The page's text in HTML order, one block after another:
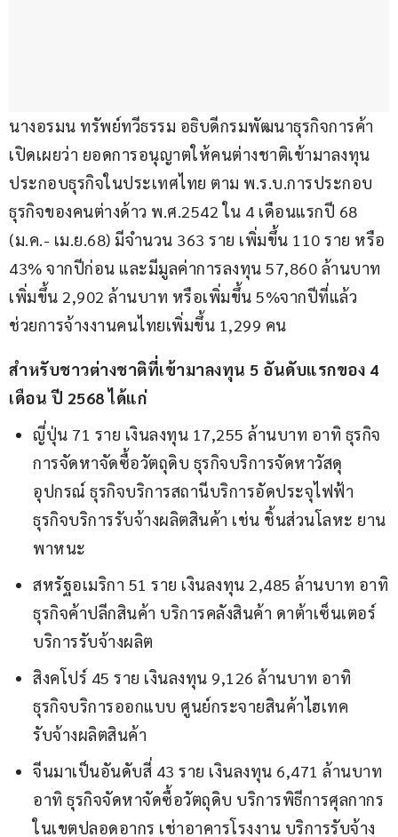
นางอรมน ทรัพย์ทวีธรรม อธิบดีกรมพัฒนาธุรกิจการค้า
เปิดเผยว่า ยอดการอนุญาตให้คนต่างชาติเข้ามาลงทุน
ประกอบธุรกิจในประเทศไทย ตาม พ.ร.บ.การประกอบ
ธุรกิจของคนต่างด้าว พ.ศ.2542 ใน 4 เดือนแรกปี 68
(ม.ค.- เม.ย.68) มีจำนวน 363 ราย เพิ่มขึ้น 110 ราย หรือ
43% จากปีก่อน และมีมูลค่าการลงทุน 57,860 ล้านบาท
เพิ่มขึ้น 2,902 ล้านบาท หรือเพิ่มขึ้น 5%จากปีที่แล้ว
ช่วยการจ้างงานคนไทยเพิ่มขึ้น 1,299 คน
สำหรับชาวต่างชาติที่เข้ามาลงทุน 5 อันดับแรกของ 4
เดือน ปี 2568 ได้แก่
ญี่ปุ่น 71 ราย เงินลงทุน 17,255 ล้านบาท อาทิ ธุรกิจ
การจัดหาจัดซื้อวัตถุดิบ ธุรกิจบริการจัดหาวัสดุ
อุปกรณ์ ธุรกิจบริการสถานีบริการอัดประจุไฟฟ้า
ธุรกิจบริการรับจ้างผลิตสินค้า เช่น ชิ้นส่วนโลหะ ยาน
พาหนะ
สหรัฐอเมริกา 51 ราย เงินลงทุน 2,485 ล้านบาท อาทิ
ธุรกิจค้าปลีกสินค้า บริการคลังสินค้า ดาต้าเซ็นเตอร์
บริการรับจ้างผลิต
สิงคโปร์ 45 ราย เงินลงทุน 9,126 ล้านบาท อาทิ
ธุรกิจบริการออกแบบ ศูนย์กระจายสินค้าไฮเทค
รับจ้างผลิตสินค้า
จีนมาเป็นอันดับสี่ 43 ราย เงินลงทุน 6,471 ล้านบาท
อาทิ ธุรกิจจัดหาจัดซื้อวัตถุดิบ บริการพิธีการศุลกากร
ในเขตปลอดอากร เช่าอาคารโรงงาน บริการรับจ้าง